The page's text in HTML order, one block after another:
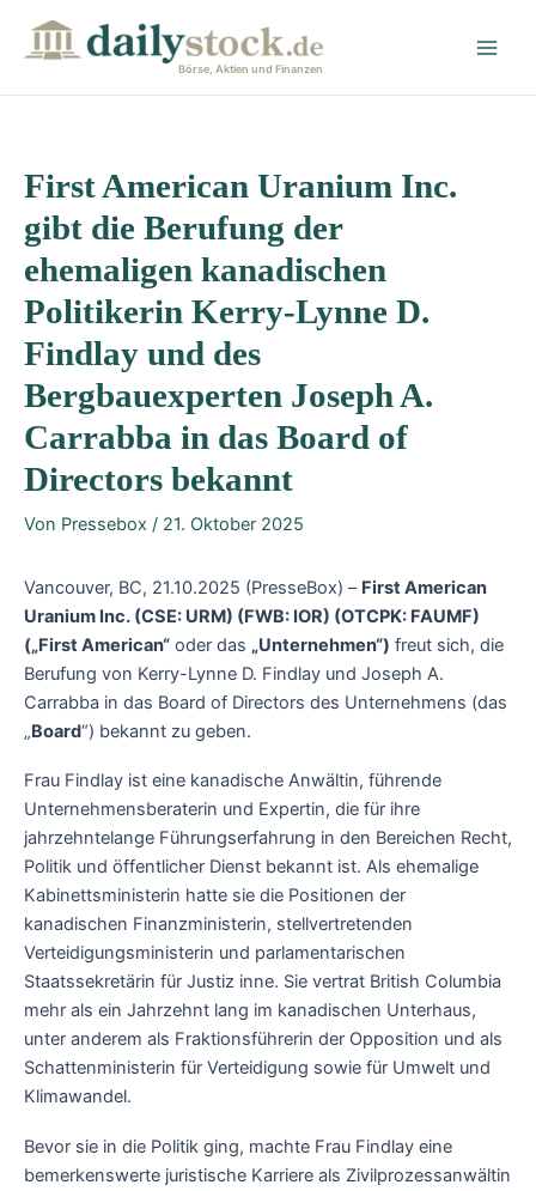
Börse, Aktien und Finanzen
First American Uranium Inc.
gibt die Berufung der
ehemaligen kanadischen
Politikerin Kerry-Lynne D.
Findlay und des
Bergbauexperten Joseph A.
Carrabba in das Board of
Directors bekannt
Von Pressebox / 21. Oktober 2025
Vancouver, BC, 21.10.2025 (PresseBox) – First American
Uranium Inc. (CSE: URM) (FWB: IOR) (OTCPK: FAUMF)
(„First American“ oder das „Unternehmen“) freut sich, die
Berufung von Kerry-Lynne D. Findlay und Joseph A.
Carrabba in das Board of Directors des Unternehmens (das
„Board“) bekannt zu geben.
Frau Findlay ist eine kanadische Anwältin, führende
Unternehmensberaterin und Expertin, die für ihre
jahrzehntelange Führungserfahrung in den Bereichen Recht,
Politik und öffentlicher Dienst bekannt ist. Als ehemalige
Kabinettsministerin hatte sie die Positionen der
kanadischen Finanzministerin, stellvertretenden
Verteidigungsministerin und parlamentarischen
Staatssekretärin für Justiz inne. Sie vertrat British Columbia
mehr als ein Jahrzehnt lang im kanadischen Unterhaus,
unter anderem als Fraktionsführerin der Opposition und als
Schattenministerin für Verteidigung sowie für Umwelt und
Klimawandel.
Bevor sie in die Politik ging, machte Frau Findlay eine
bemerkenswerte juristische Karriere als Zivilprozessanwältin